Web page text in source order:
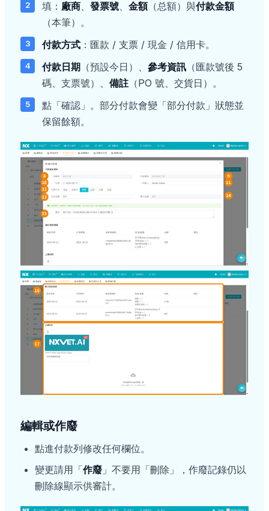
填： 廠商 發票號 金額（总額）與付款金額
（本筆）。
付款方式 ：匯款 / 支票 / 現金 / 信用卡。
付款日期 （預設今日）、 參考資訊 （匯款號後 5
碼、支票號）、 備註 （PO 號、交貨日）。
點「確認」。部分付款會變「部分付款」狀態並
保留餘額。
編輯或作廢
點進付款列修改任何欄位。
變更請用「作廢 」不要用「刪除」，作廢記錄仍以
刪除線顯示供審計。